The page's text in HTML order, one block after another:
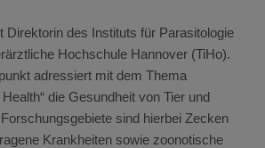
Direktorin des Instituts für Parasitologie
Hochschule Hannover (TiHo).
adressiert mit dem Thema
die Gesundheit von Tier und
sind hierbei Zecken
Krankheiten sowie zoonotische